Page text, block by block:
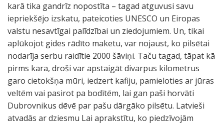
karā tika gandrīz nopostīta – tagad atguvusi savu
iepriekšējo izskatu, pateicoties UNESCO un Eiropas
valstu nesavtīgai palīdzībai un ziedojumiem. Un, tikai
aplūkojot gides rādīto maketu, var nojaust, ko pilsētai
nodarīja serbu raidītie 2000 šāviņi. Taču tagad, tāpat kā
pirms kara, droši var apstaigāt divarpus kilometrus
garo cietokšņa mūri, iedzert kafiju, pamieloties ar jūras
veltēm vai pasirot pa bodītēm, lai gan paši horvāti
Dubrovnikus dēvē par pašu dārgāko pilsētu. Latvieši
atvadās ar dziesmu Lai aprakstītu, ko piedzīvojām